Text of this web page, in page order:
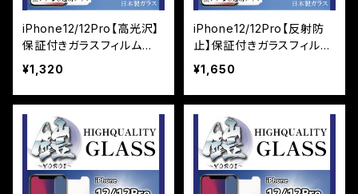
iPhone12/12Pro【高光沢】
保証付きガラスフィルム
『鎧』平面タイプ
¥1,320
iPhone12/12Pro【反射防
止】保証付きガラスフィルム
『鎧』平面タイプ
¥1,650